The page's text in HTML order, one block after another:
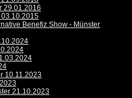
29.01.2016
03.10.2015
Benefiz Show - Münster
10.11.2023
21.10.2023